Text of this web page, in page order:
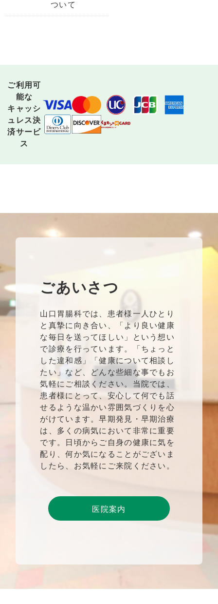
ついて
ご利用可
能な
キャッシ
ュレス決
済サービ
ス
ごあいさつ
山口胃腸科では、患者様一人ひとり
と真摯に向き合い、「より良い健康
な毎日を送ってほしい」という想い
で診療を行っています。「ちょっと
した違和感」「健康について相談し
たい」など、どんな些細な事でもお
気軽にご相談ください。当院では、
患者様にとって、安心して何でも話
せるような温かい雰囲気づくりを心
がけています。早期発見・早期治療
は、多くの病気において非常に重要
です。日頃からご自身の健康に気を
配り、何か気になることがございま
したら、お気軽にご来院ください。
医院案内